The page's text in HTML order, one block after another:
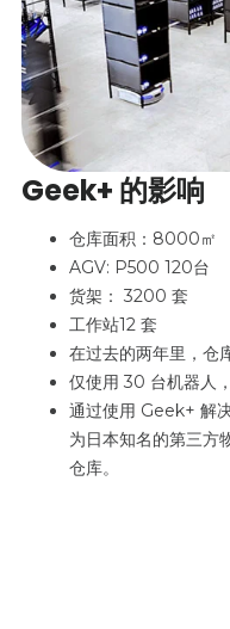
Geek+ 的影响
仓库面积：8000㎡
AGV: P500 120台
货架： 3200 套
工作站12 套
在过去的两年里，仓
仅使用 30 台机器人
通过使用 Geek+ 解
为日本知名的第三方
仓库。